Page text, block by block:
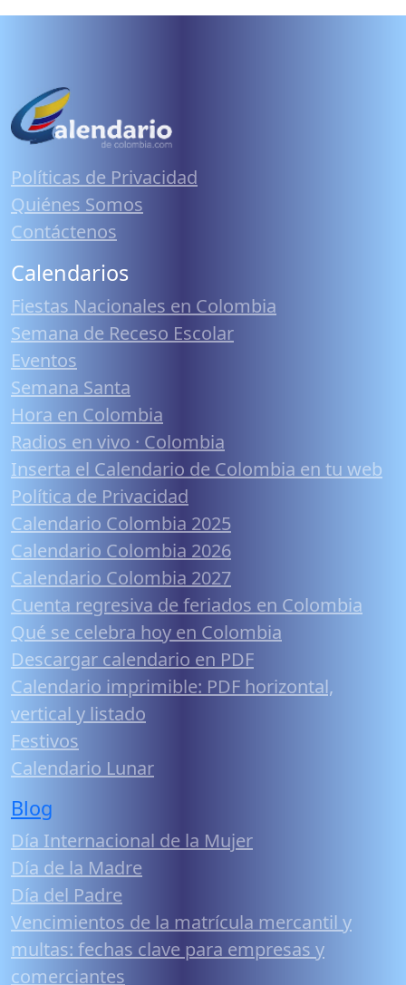
Políticas de Privacidad
Quiénes Somos
Contáctenos
Calendarios
Fiestas Nacionales en Colombia
Semana de Receso Escolar
Eventos
Semana Santa
Hora en Colombia
Radios en vivo · Colombia
Inserta el Calendario de Colombia en tu web
Política de Privacidad
Calendario Colombia 2025
Calendario Colombia 2026
Calendario Colombia 2027
Cuenta regresiva de feriados en Colombia
Qué se celebra hoy en Colombia
Descargar calendario en PDF
Calendario imprimible: PDF horizontal,
vertical y listado
Festivos
Calendario Lunar
Blog
Día Internacional de la Mujer
Día de la Madre
Día del Padre
Vencimientos de la matrícula mercantil y
multas: fechas clave para empresas y
comerciantes